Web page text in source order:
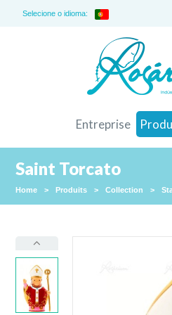
Selecione o idioma:
Entreprise
Saint Torcato
Home > Produits > Collection >